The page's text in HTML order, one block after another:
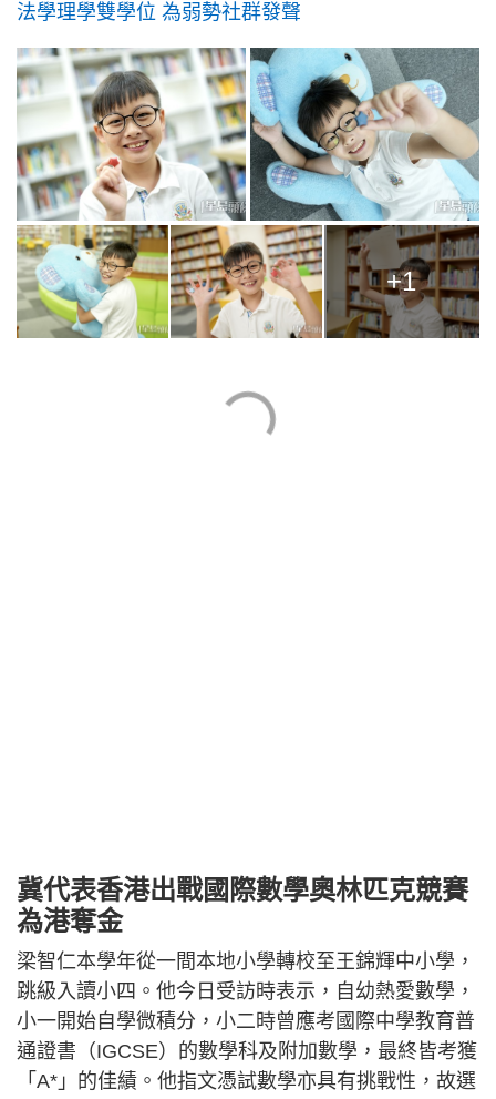
法學理學雙學位 為弱勢社群發聲
+1
冀代表香港出戰國際數學奧林匹克競賽
為港奪金
梁智仁本學年從一間本地小學轉校至王錦輝中小學，
跳級入讀小四。他今日受訪時表示，自幼熱愛數學，
小一開始自學微積分，小二時曾應考國際中學教育普
通證書（IGCSE）的數學科及附加數學，最終皆考獲
「A*」的佳績。他指文憑試數學亦具有挑戰性，故選